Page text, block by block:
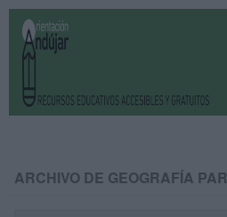
ARCHIVO DE GEOGRAFÍA